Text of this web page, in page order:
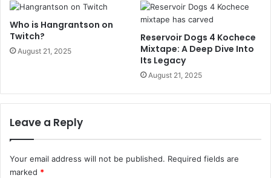
Who is Hangrantson on
Twitch?
August 21, 2025
Reservoir Dogs 4 Kochece
Mixtape: A Deep Dive Into
Its Legacy
August 21, 2025
Leave a Reply
Your email address will not be published. Required fields are
marked *